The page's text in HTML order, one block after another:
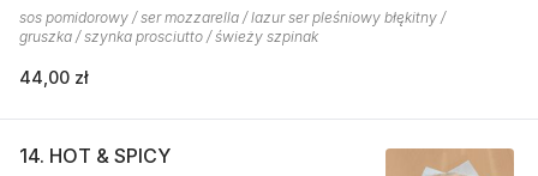
sos pomidorowy / ser mozzarella / lazur ser pleśniowy błękitny /
gruszka / szynka prosciutto / świeży szpinak
44,00 zł
14. HOT & SPICY